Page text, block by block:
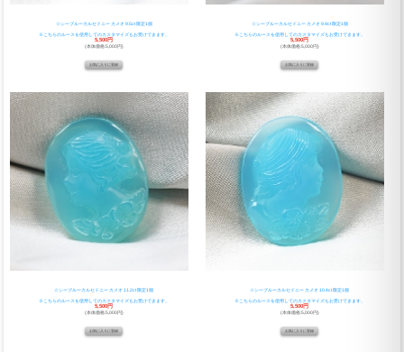
☆シーブルーカルセドニー カメオ 9.5ct 限定1個
※こちらのルースを使用してのカスタマイズもお受けできます。
5,500円
(本体価格:5,000円)
☆シーブルーカルセドニー カメオ 9.9ct 限定1個
※こちらのルースを使用してのカスタマイズもお受けできます。
5,500円
(本体価格:5,000円)
☆シーブルーカルセドニー カメオ 11.2ct 限定1個
※こちらのルースを使用してのカスタマイズもお受けできます。
5,500円
(本体価格:5,000円)
☆シーブルーカルセドニー カメオ 10.4ct 限定1個
※こちらのルースを使用してのカスタマイズもお受けできます。
5,500円
(本体価格:5,000円)